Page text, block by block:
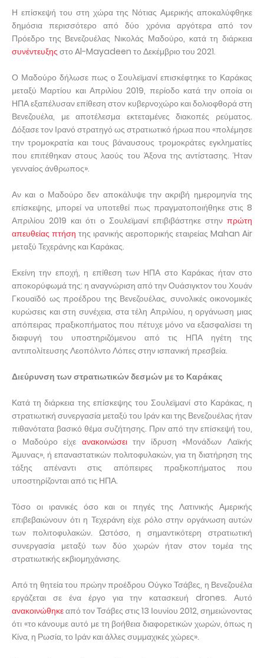
Η επίσκεψή του στη χώρα της Νότιας Αμερικής αποκαλύφθηκε
δημόσια περισσότερο από δύο χρόνια αργότερα από τον
Πρόεδρο της Βενεζουέλας Νικολάς Μαδούρο, κατά τη διάρκεια
συνέντευξης στο Al-Mayadeen το Δεκέμβριο του 2021.
Ο Μαδούρο δήλωσε πως ο Σουλεϊμανί επισκέφτηκε το Καράκας
μεταξύ Μαρτίου και Απριλίου 2019, περίοδο κατά την οποία οι
ΗΠΑ εξαπέλυσαν επίθεση στον κυβερνοχώρο και δολιοφθορά στη
Βενεζουέλα, με αποτέλεσμα εκτεταμένες διακοπές ρεύματος.
Δόξασε τον Ιρανό στρατηγό ως στρατιωτικό ήρωα που «πολέμησε
την τρομοκρατία και τους βάναυσους τρομοκράτες εγκληματίες
που επιτέθηκαν στους λαούς του Άξονα της αντίστασης. Ήταν
γενναίος άνθρωπος».
Αν και ο Μαδούρο δεν αποκάλυψε την ακριβή ημερομηνία της
επίσκεψης, μπορεί να υποτεθεί πως πραγματοποιήθηκε στις 8
Απριλίου 2019 και ότι ο Σουλεϊμανί επιβιβάστηκε στην πρώτη
απευθείας πτήση της ιρανικής αεροπορικής εταιρείας Mahan Air
μεταξύ Τεχεράνης και Καράκας.
Εκείνη την εποχή, η επίθεση των ΗΠΑ στο Καράκας ήταν στο
αποκορύφωμά της: η αναγνώριση από την Ουάσιγκτον του Χουάν
Γκουαϊδό ως προέδρου της Βενεζουέλας, συνολικές οικονομικές
κυρώσεις και στη συνέχεια, στα τέλη Απριλίου, η οργάνωση μιας
απόπειρας πραξικοπήματος που πέτυχε μόνο να εξασφαλίσει τη
διαφυγή του υποστηριζόμενου από τις ΗΠΑ ηγέτη της
αντιπολίτευσης Λεοπόλντο Λόπες στην ισπανική πρεσβεία.
Διεύρυνση των στρατιωτικών δεσμών με το Καράκας
Κατά τη διάρκεια της επίσκεψης του Σουλεϊμανί στο Καράκας, η
στρατιωτική συνεργασία μεταξύ του Ιράν και της Βενεζουέλας ήταν
πιθανότατα βασικό θέμα συζήτησης. Πριν από την επίσκεψή του,
ο Μαδούρο είχε ανακοινώσειτην ίδρυση «Μονάδων Λαϊκής
Άμυνας», ή επαναστατικών πολιτοφυλακών, για τη διατήρηση της
τάξης απέναντι στις απόπειρες πραξικοπήματος που
υποστηρίζονται από τις ΗΠΑ.
Τόσο οι ιρανικές όσο και οι πηγές της Λατινικής Αμερικής
επιβεβαιώνουν ότι η Τεχεράνη είχε ρόλο στην οργάνωση αυτών
των πολιτοφυλακών. Ωστόσο, η σημαντικότερη στρατιωτική
συνεργασία μεταξύ των δύο χωρών ήταν στον τομέα της
στρατιωτικής εκβιομηχάνισης.
Από τη θητεία του πρώην προέδρου Ούγκο Τσάβες, η Βενεζουέλα
εργάζεται σε ένα έργο για την κατασκευή drones. Αυτό
ανακοινώθηκεαπό τον Τσάβες στις 13 Ιουνίου 2012, σημειώνοντας
ότι «το κάνουμε αυτό με τη βοήθεια διαφορετικών χωρών, όπως η
Κίνα, η Ρωσία, το Ιράν και άλλες συμμαχικές χώρες».